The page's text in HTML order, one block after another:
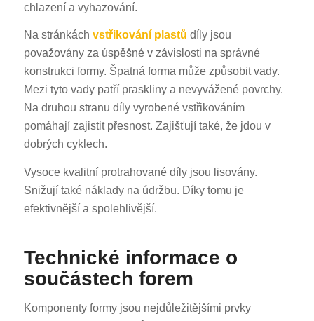
chlazení a vyhazování.
Na stránkách vstřikování plastů díly jsou
považovány za úspěšné v závislosti na správné
konstrukci formy. Špatná forma může způsobit vady.
Mezi tyto vady patří praskliny a nevyvážené povrchy.
Na druhou stranu díly vyrobené vstřikováním
pomáhají zajistit přesnost. Zajišťují také, že jdou v
dobrých cyklech.
Vysoce kvalitní protrahované díly jsou lisovány.
Snižují také náklady na údržbu. Díky tomu je
efektivnější a spolehlivější.
Technické informace o
součástech forem
Komponenty formy jsou nejdůležitějšími prvky